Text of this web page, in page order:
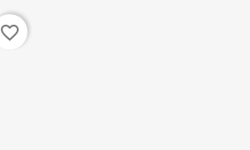
favorite_border